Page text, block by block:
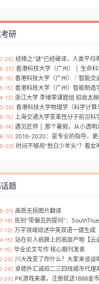
研
26] 经络之"谜"已经破译，人类平均寿命将再延长十年----经络学说
25] 香港科技大学（广州） │ 生命科学与生物医学工程
15] 香港科技大学（广州）｜智能交通学
15] 香港科技大学（广州）智能制造学域硕博
12] 浙江大学 李绪荣课题组 招收太
26] 香港科技大学物理学（科学计算与先进材料物理与技术）理学硕
15] 上海交通大学变革性分子前沿科学中心肖玉兰课题组招聘博士后和科研
14] 遇见匠师 │ 那个暑假，从小透明
10] 2016-2020：是专业的指导，
03] 时间不够用“愁白少年头”？看
题
01] 高质无损图片翻译
14] 告别“带偏见的提问”：SouthTrue 推出提示词增强功能
13] 万字领域综述中英双语一键生成
15] 站在巨人肩膀上的高层产物【云
15] 毕业论文写作 核心期刊发表
29] 川大改变了你什么？大家来谈谈
29] 卓德外汇诚招二三四线城市代理
29] PK游戏来袭，注册就送1888金币